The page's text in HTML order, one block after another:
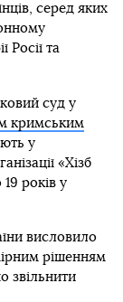
серед яких
Росії та
суд у
кримським
у
«Хізб
років у
висловило
рішенням
звільнити